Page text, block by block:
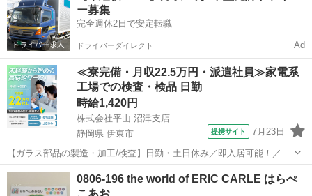
ー募集
完全週休2日で安定転職
ドライバーダイレクト Ad
≪寮完備・月収22.5万円・派遣社員≫家電系
工場での検査・検品 日勤
時給1,420円
株式会社平山 沼津支店
静岡県 伊東市
提携サイト 7月23日
【ガラス部品の製造・加工/検査】日勤・土日休み／即入居可能！／伊
豆でのんびりライフ♪ ガラス部品の製造・加工/検査 【株式会社平山で
の正社員採用（無期雇用派遣）となります】 「2人で同じ職場で働き
静岡 伊東市
0806-196 the world of ERIC CARLE はらぺ
こあお…